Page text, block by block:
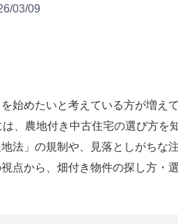
03/09
始めたいと考えている方が増え
は、農地付き中古住宅の選び方を
法」の規制や、見落としがちな
点から、畑付き物件の探し方・